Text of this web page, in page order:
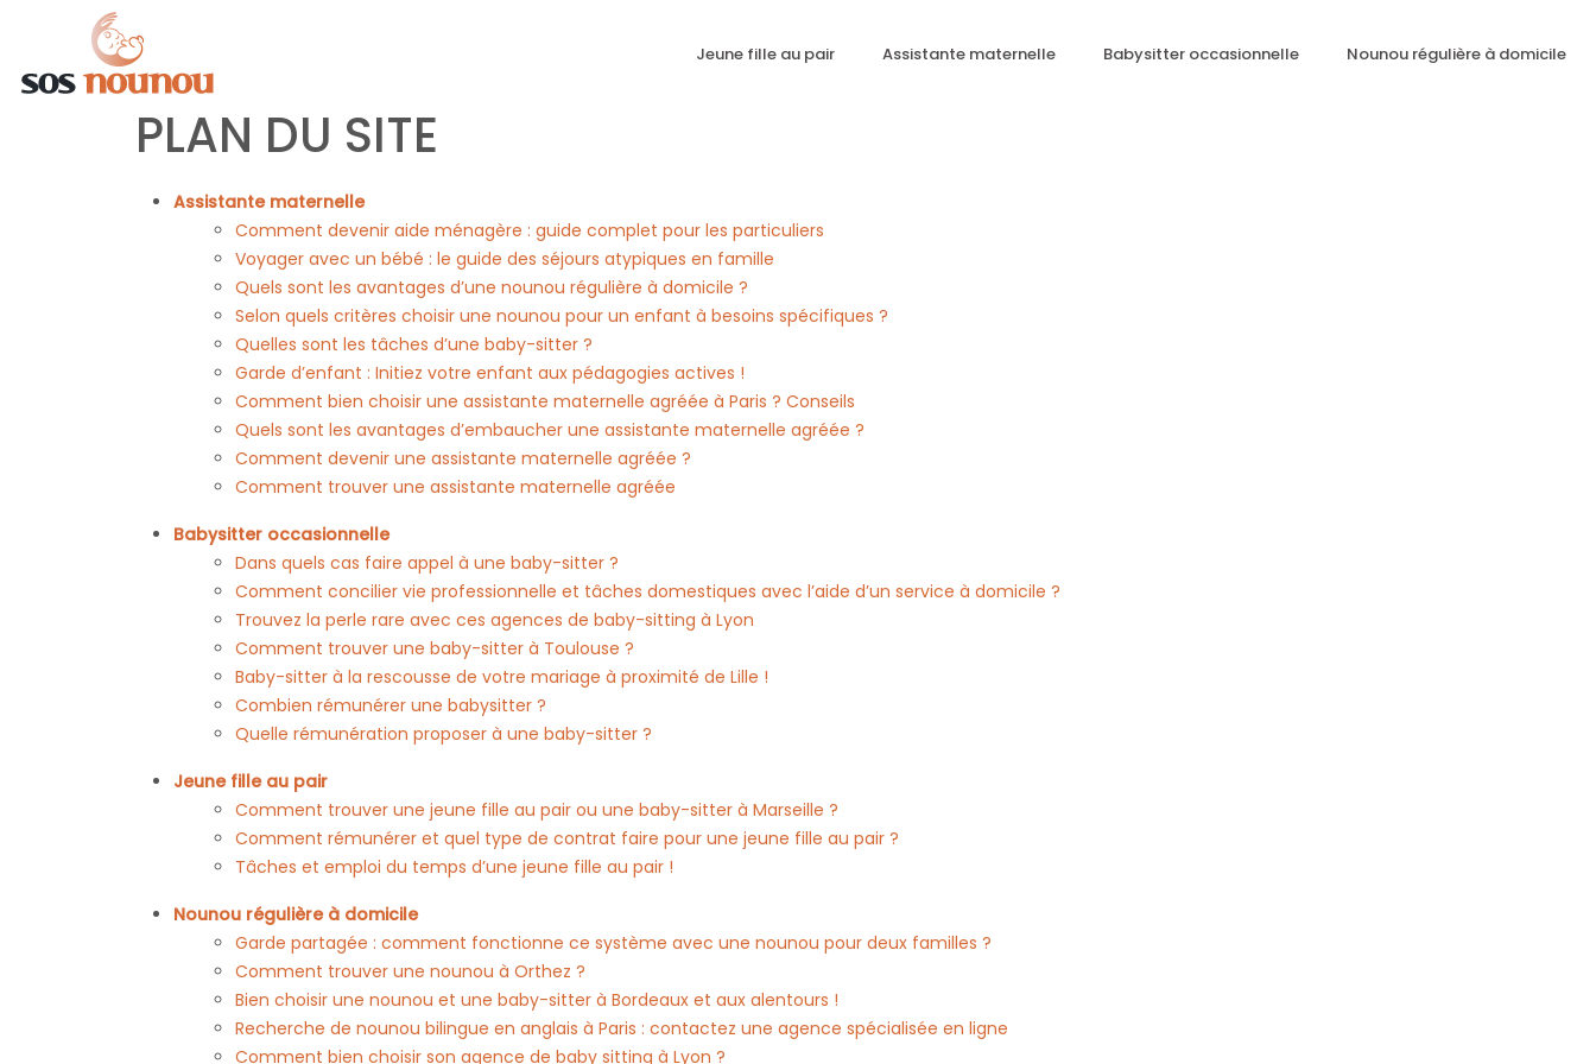
Jeune fille au pair Assistante maternelle Babysitter occasionnelle Nounou régulière à domicile
PLAN DU SITE
Assistante maternelle
Comment devenir aide ménagère : guide complet pour les particuliers
Voyager avec un bébé : le guide des séjours atypiques en famille
Quels sont les avantages d’une nounou régulière à domicile ?
Selon quels critères choisir une nounou pour un enfant à besoins spécifiques ?
Quelles sont les tâches d’une baby-sitter ?
Garde d’enfant : Initiez votre enfant aux pédagogies actives !
Comment bien choisir une assistante maternelle agréée à Paris ? Conseils
Quels sont les avantages d’embaucher une assistante maternelle agréée ?
Comment devenir une assistante maternelle agréée ?
Comment trouver une assistante maternelle agréée
Babysitter occasionnelle
Dans quels cas faire appel à une baby-sitter ?
Comment concilier vie professionnelle et tâches domestiques avec l’aide d’un service à domicile ?
Trouvez la perle rare avec ces agences de baby-sitting à Lyon
Comment trouver une baby-sitter à Toulouse ?
Baby-sitter à la rescousse de votre mariage à proximité de Lille !
Combien rémunérer une babysitter ?
Quelle rémunération proposer à une baby-sitter ?
Jeune fille au pair
Comment trouver une jeune fille au pair ou une baby-sitter à Marseille ?
Comment rémunérer et quel type de contrat faire pour une jeune fille au pair ?
Tâches et emploi du temps d’une jeune fille au pair !
Nounou régulière à domicile
Garde partagée : comment fonctionne ce système avec une nounou pour deux familles ?
Comment trouver une nounou à Orthez ?
Bien choisir une nounou et une baby-sitter à Bordeaux et aux alentours !
Recherche de nounou bilingue en anglais à Paris : contactez une agence spécialisée en ligne
Comment bien choisir son agence de baby sitting à Lyon ?